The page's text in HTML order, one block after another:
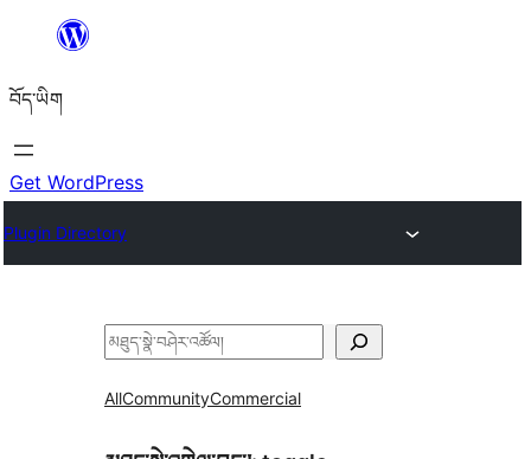
content
བོད་ཡིག
Get WordPress
Plugin Directory
བཤེར་
AllCommunityCommercial